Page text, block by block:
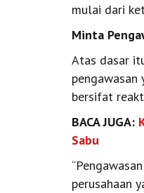
mulai dari
Minta
Atas dasar
pengawasan
bersifat
BACA JUGA:
Sabu
perusahaan